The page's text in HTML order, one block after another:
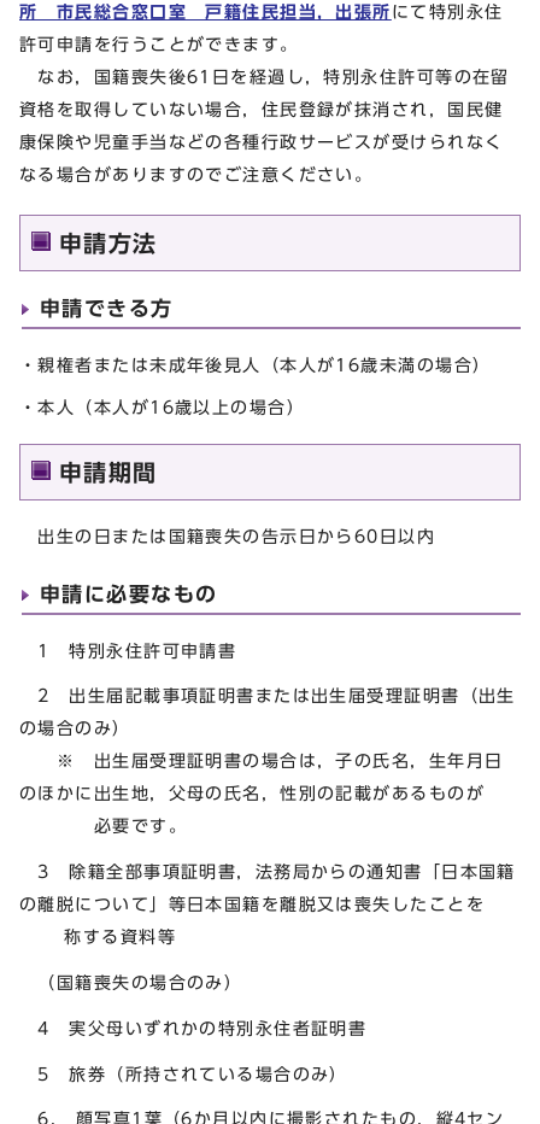
所 市民総合窓口室 戸籍住民担当，出張所 にて特別永住
許可申請を行うことができます。
なお，国籍喪失後61日を経過し，特別永住許可等の在留
資格を取得していない場合，住民登録が抹消され，国民健
康保険や児童手当などの各種行政サービスが受けられなく
なる場合がありますのでご注意ください。
申請方法
申請できる方
・親権者または未成年後見人（本人が16歳未満の場合）
・本人（本人が16歳以上の場合）
申請期間
出生の日または国籍喪失の告示日から60日以内
申請に必要なもの
1 特別永住許可申請書
2 出生届記載事項証明書または出生届受理証明書（出生
の場合のみ）
※ 出生届受理証明書の場合は，子の氏名，生年月日
のほかに出生地，父母の氏名，性別の記載があるものが
必要です。
3 除籍全部事項証明書，法務局からの通知書「日本国籍
の離脱について」等日本国籍を離脱又は喪失したことを
称する資料等
（国籍喪失の場合のみ）
4 実父母いずれかの特別永住者証明書
5 旅券（所持されている場合のみ）
6. 顔写真1葉（6か月以内に撮影されたもの，縦4セン